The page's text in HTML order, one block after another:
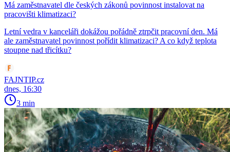
Má zaměstnavatel dle českých zákonů povinnost instalovat na
pracovišti klimatizaci?
Letní vedra v kanceláři dokážou pořádně ztrpčit pracovní den. Má
ale zaměstnavatel povinnost pořídit klimatizaci? A co když teplota
stoupne nad třicítku?
FAJNTIP.cz
dnes, 16:30
3 min